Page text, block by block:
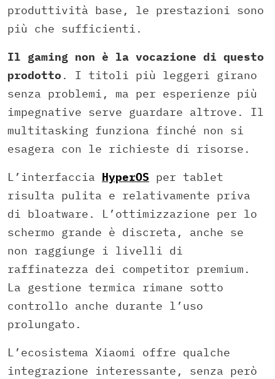
produttività base, le prestazioni sono
più che sufficienti.
Il gaming non è la vocazione di questo
prodotto . I titoli più leggeri girano
senza problemi, ma per esperienze più
impegnative serve guardare altrove. Il
multitasking funziona finché non si
esagera con le richieste di risorse.
L’interfaccia HyperOS per tablet
risulta pulita e relativamente priva
di bloatware. L’ottimizzazione per lo
schermo grande è discreta, anche se
non raggiunge i livelli di
raffinatezza dei competitor premium.
La gestione termica rimane sotto
controllo anche durante l’uso
prolungato.
L’ecosistema Xiaomi offre qualche
integrazione interessante, senza però